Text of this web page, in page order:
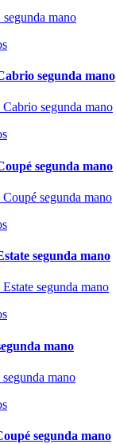
segunda mano
segunda mano
segunda mano
mano
segunda mano